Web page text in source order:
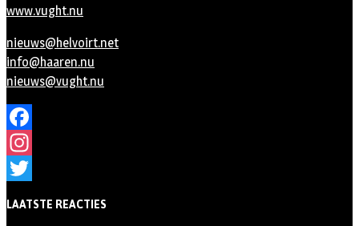
www.vught.nu
nieuws@helvoirt.net
info@haaren.nu
nieuws@vught.nu
Facebook
Instagram
LAATSTE REACTIES